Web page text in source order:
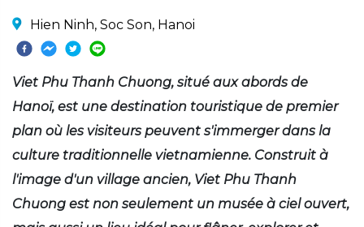
Hien Ninh, Soc Son, Hanoi
Viet Phu Thanh Chuong, situé aux abords de
Hanoï, est une destination touristique de premier
plan où les visiteurs peuvent s'immerger dans la
culture traditionnelle vietnamienne. Construit à
l'image d'un village ancien, Viet Phu Thanh
Chuong est non seulement un musée à ciel ouvert,